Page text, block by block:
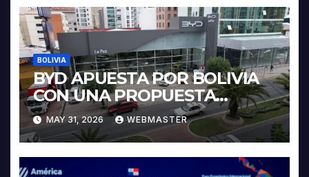
BOLIVIA
BYD APUESTA POR BOLIVIA
CON UNA PROPUESTA
INTEGRAL PARA IMPULSAR
LA ELECTROMOVILIDAD Y LA
INDUSTRIALIZACIÓN DEL
LITIO
MAY 31, 2026 WEBMASTER